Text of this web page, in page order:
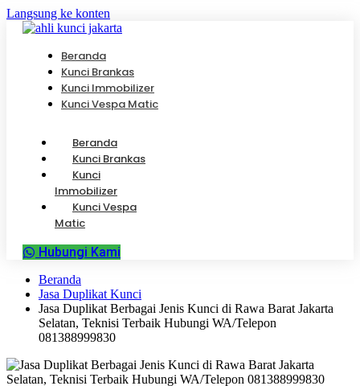
Langsung ke konten
Beranda
Kunci Brankas
Kunci Immobilizer
Kunci Vespa Matic
Beranda
Kunci Brankas
Kunci
Immobilizer
Kunci Vespa
Matic
Hubungi Kami
Beranda
Jasa Duplikat Kunci
Jasa Duplikat Berbagai Jenis Kunci di Rawa Barat Jakarta
Selatan, Teknisi Terbaik Hubungi WA/Telepon
081388999830